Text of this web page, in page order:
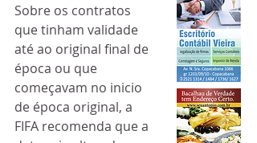
Sobre os contratos
que tinham validade
até ao original final de
época ou que
começavam no inicio
de época original, a
FIFA recomenda que a